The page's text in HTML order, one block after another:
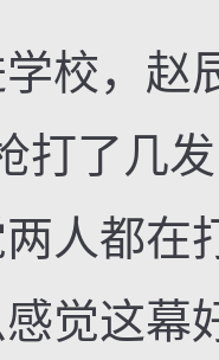
，赵
打了几
人都在
觉这幕